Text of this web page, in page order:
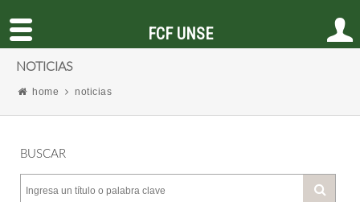
NOTICIAS
home noticias
BUSCAR
FCF UNSE